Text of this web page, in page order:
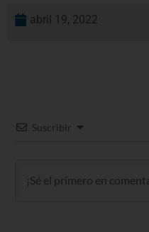
abril 19, 2022
Suscribir